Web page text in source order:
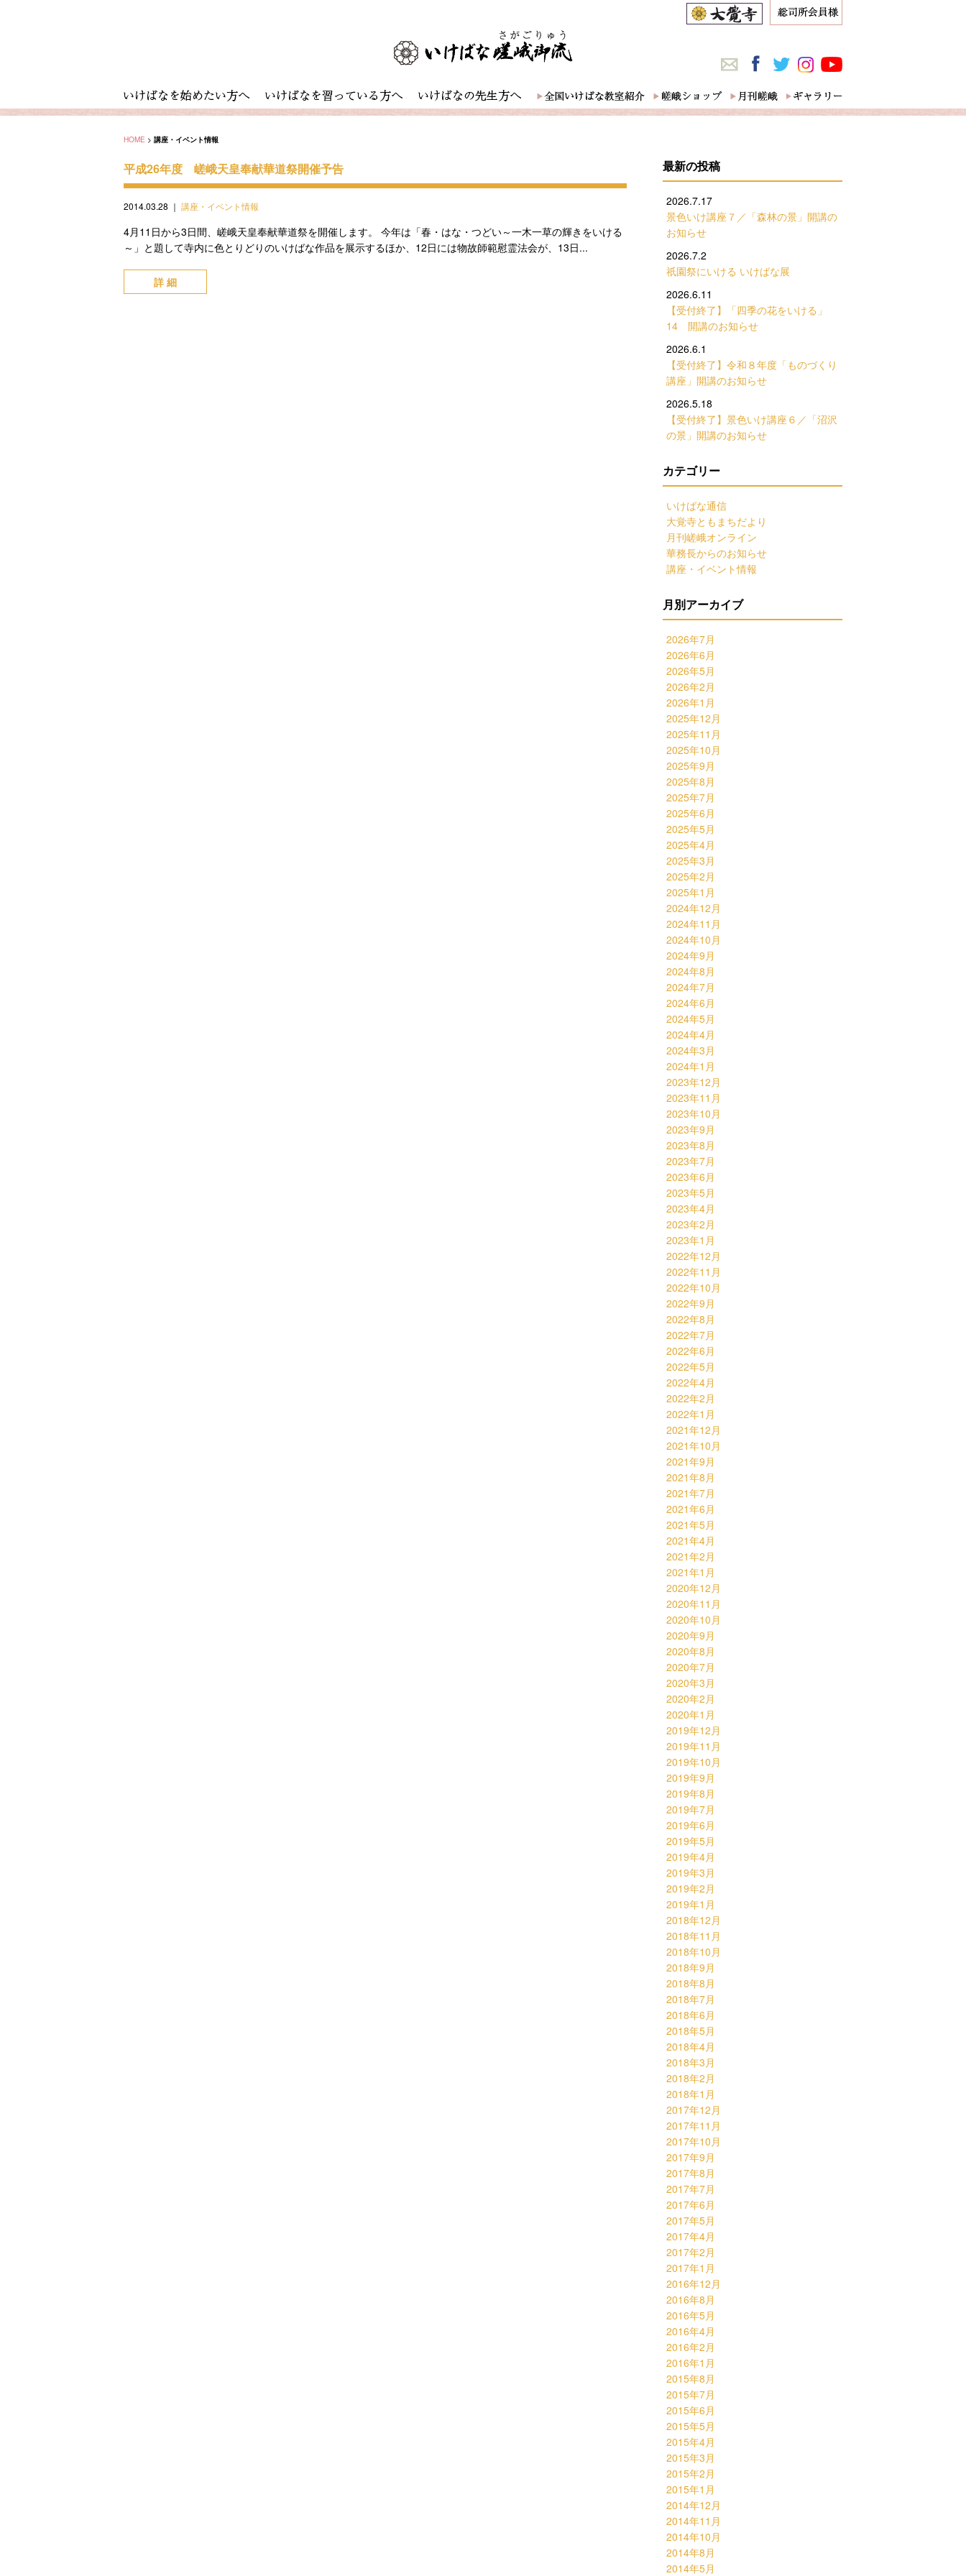
HOME > 講座・イベント情報
平成26年度 嵯峨天皇奉献華道祭開催予告
2014.03.28 ｜ 講座・イベント情報
4月11日から3日間、嵯峨天皇奉献華道祭を開催します。 今年は「春・はな・つどい～一木一草の輝きをいける
～」と題して寺内に色とりどりのいけばな作品を展示するほか、12日には物故師範慰霊法会が、13日...
詳 細
最新の投稿
2026.7.17
景色いけ講座７／「森林の景」開講の
お知らせ
2026.7.2
祇園祭にいける いけばな展
2026.6.11
【受付終了】「四季の花をいける」
14 開講のお知らせ
2026.6.1
【受付終了】令和８年度「ものづくり
講座」開講のお知らせ
2026.5.18
【受付終了】景色いけ講座６／「沼沢
の景」開講のお知らせ
カテゴリー
いけばな通信
大覚寺ともまちだより
月刊嵯峨オンライン
華務長からのお知らせ
講座・イベント情報
月別アーカイブ
2026年7月
2026年6月
2026年5月
2026年2月
2026年1月
2025年12月
2025年11月
2025年10月
2025年9月
2025年8月
2025年7月
2025年6月
2025年5月
2025年4月
2025年3月
2025年2月
2025年1月
2024年12月
2024年11月
2024年10月
2024年9月
2024年8月
2024年7月
2024年6月
2024年5月
2024年4月
2024年3月
2024年1月
2023年12月
2023年11月
2023年10月
2023年9月
2023年8月
2023年7月
2023年6月
2023年5月
2023年4月
2023年2月
2023年1月
2022年12月
2022年11月
2022年10月
2022年9月
2022年8月
2022年7月
2022年6月
2022年5月
2022年4月
2022年2月
2022年1月
2021年12月
2021年10月
2021年9月
2021年8月
2021年7月
2021年6月
2021年5月
2021年4月
2021年2月
2021年1月
2020年12月
2020年11月
2020年10月
2020年9月
2020年8月
2020年7月
2020年3月
2020年2月
2020年1月
2019年12月
2019年11月
2019年10月
2019年9月
2019年8月
2019年7月
2019年6月
2019年5月
2019年4月
2019年3月
2019年2月
2019年1月
2018年12月
2018年11月
2018年10月
2018年9月
2018年8月
2018年7月
2018年6月
2018年5月
2018年4月
2018年3月
2018年2月
2018年1月
2017年12月
2017年11月
2017年10月
2017年9月
2017年8月
2017年7月
2017年6月
2017年5月
2017年4月
2017年2月
2017年1月
2016年12月
2016年8月
2016年5月
2016年4月
2016年2月
2016年1月
2015年8月
2015年7月
2015年6月
2015年5月
2015年4月
2015年3月
2015年2月
2015年1月
2014年12月
2014年11月
2014年10月
2014年8月
2014年5月